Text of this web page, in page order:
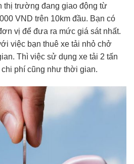
thị trường đang giao động từ
VND trên 10km đầu. Bạn có
vị để đưa ra mức giá sát nhất.
việc bạn thuê xe tải nhỏ chở
Thì việc sử dụng xe tải 2 tấn
phí cũng như thời gian.